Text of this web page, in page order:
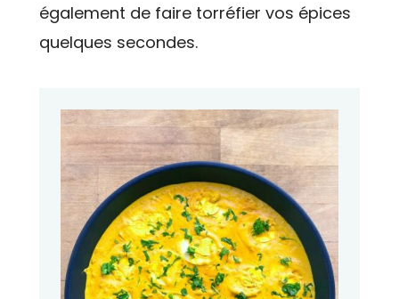
également de faire torréfier vos épices
quelques secondes.